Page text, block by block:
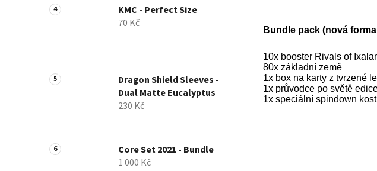
KMC - Perfect Size
70 Kč
Dragon Shield Sleeves -
Dual Matte Eucalyptus
230 Kč
Core Set 2021 - Bundle
1 000 Kč
Bundle pack (nová
10x booster Rivals of
80x základní země
1x box na karty z tvrzené
1x průvodce po světě
1x speciální spindown